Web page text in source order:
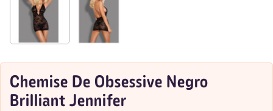
Chemise De Obsessive Negro
Brilliant Jennifer